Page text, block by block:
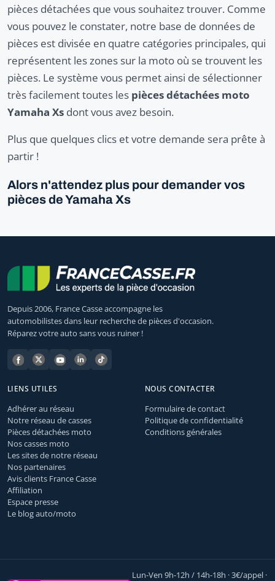
pièces détachées que vous souhaitez trouver. Comme
vous pouvez le constater, notre base de données de
pièces est divisée en quatre catégories principales, qui
représentent les zones sur la moto où se trouvent les
pièces. Le système vous permet ainsi de sélectionner
très facilement toutes les pièces détachées moto
Yamaha Xs dont vous avez besoin.
Plus que quelques clics et votre demande sera prête à
partir !
Alors n'attendez plus pour demander vos
pièces de Yamaha Xs
Depuis 2006, France Casse accompagne les
automobilistes dans leur recherche de pièces d'occasion.
Réparez votre auto sans vous ruiner !
LIENS UTILES
Adhérer au réseau
Notre réseau de casses
Pièces détachées moto
Nos casses moto
Les sites de notre réseau
Nos partenaires
Avis clients France Casse
Affiliation
Espace presse
Le blog auto/moto
NOUS CONTACTER
Formulaire de contact
Politique de confidentialité
Conditions générales
Lun-Ven 9h-12h / 14h-18h · 3€/appel ·